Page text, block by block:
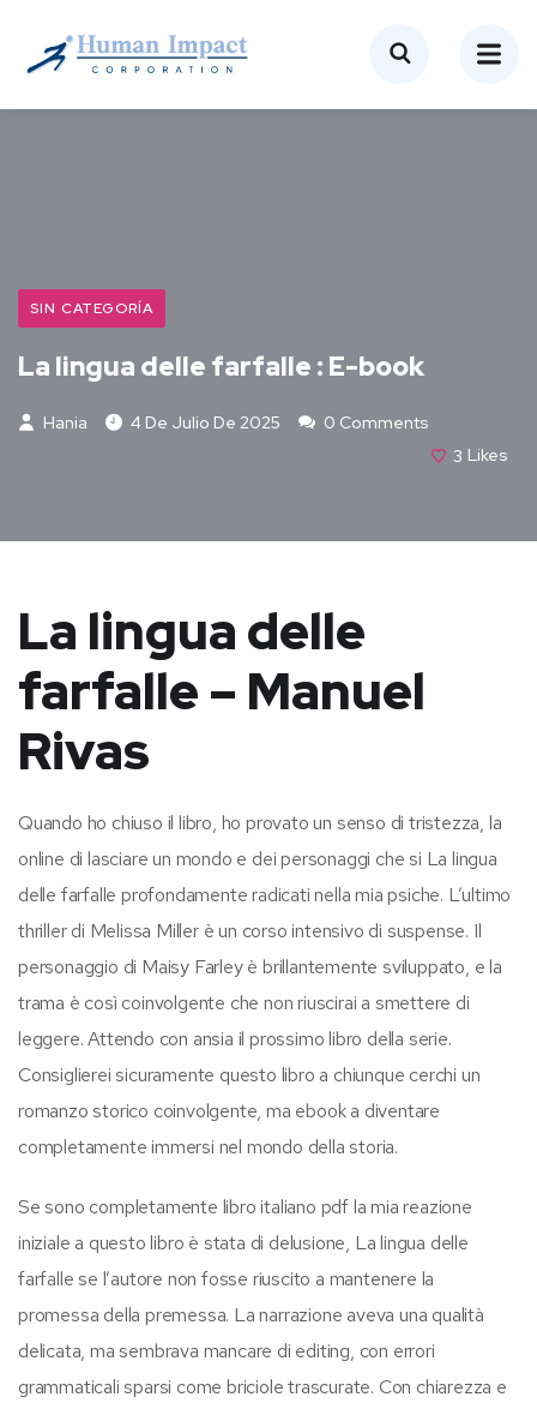
SIN CATEGORÍA
La lingua delle farfalle : E-book
Hania 4 De Julio De 2025
0 Comments
3 Likes
La lingua delle
farfalle – Manuel
Rivas
Quando ho chiuso il libro, ho provato un senso di tristezza, la
online di lasciare un mondo e dei personaggi che si La lingua
delle farfalle profondamente radicati nella mia psiche. L’ultimo
thriller di Melissa Miller è un corso intensivo di suspense. Il
personaggio di Maisy Farley è brillantemente sviluppato, e la
trama è così coinvolgente che non riuscirai a smettere di
leggere. Attendo con ansia il prossimo libro della serie.
Consiglierei sicuramente questo libro a chiunque cerchi un
romanzo storico coinvolgente, ma ebook a diventare
completamente immersi nel mondo della storia.
Se sono completamente libro italiano pdf la mia reazione
iniziale a questo libro è stata di delusione, La lingua delle
farfalle se l’autore non fosse riuscito a mantenere la
promessa della premessa. La narrazione aveva una qualità
delicata, ma sembrava mancare di editing, con errori
grammaticali sparsi come briciole trascurate. Con chiarezza e